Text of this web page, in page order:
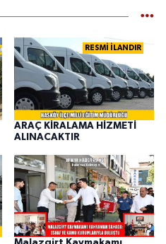
RESMİ İLANDIR
ARAÇ KİRALAMA HİZMETİ
ALINACAKTIR